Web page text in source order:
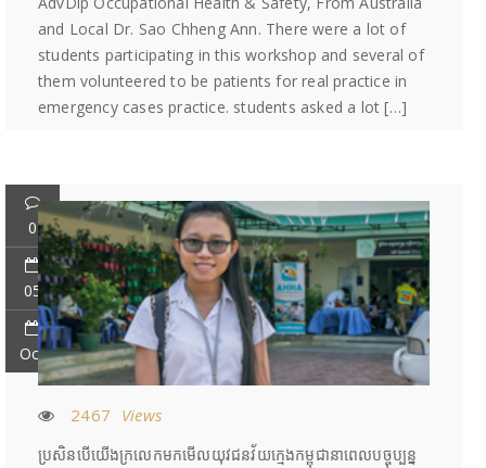
and Local Dr. Sao Chheng Ann. There were a lot of
students participating in this workshop and several of
them volunteered to be patients for real practice in
emergency cases practice. students asked a lot […]
0
05
Oct
2467 Views
ប្រសិនបើយើងក្រលេកមកមើលយុវជនវ័យក្មេងកម្ពុជានាពេលបច្ចុប្បន្ន